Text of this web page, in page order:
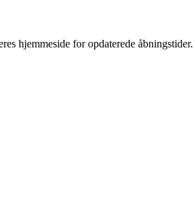
hjemmeside for opdaterede åbningstider.